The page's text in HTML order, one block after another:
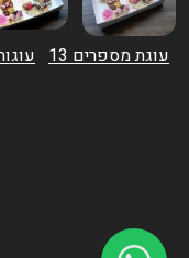
עוגת מספרים 13